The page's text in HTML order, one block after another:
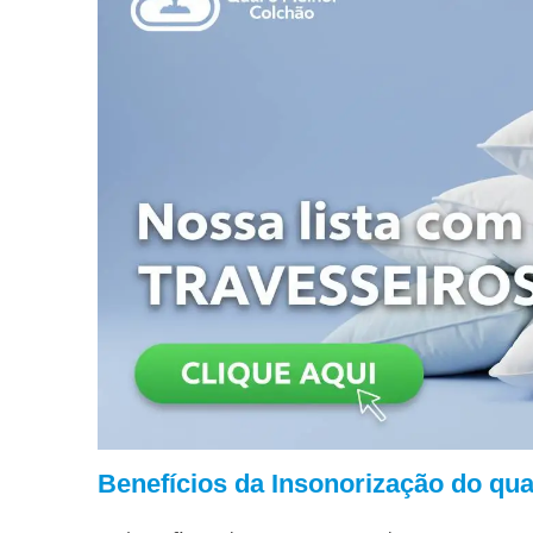
Benefícios da Insonorização do